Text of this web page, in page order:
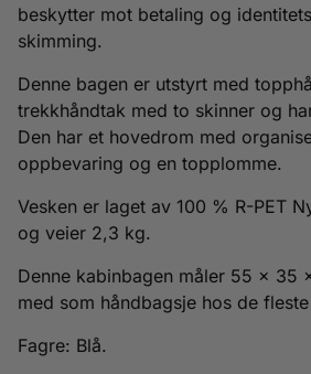
beskytter mot betaling og
skimming.
Denne bagen er utstyrt med
trekkhåndtak med to skinner og
Den har et hovedrom med
oppbevaring og en topplomme.
Vesken er laget av 100 % R-PET
og veier 2,3 kg.
Denne kabinbagen måler 55 x 35
med som håndbagsje hos de
Fagre: Blå.